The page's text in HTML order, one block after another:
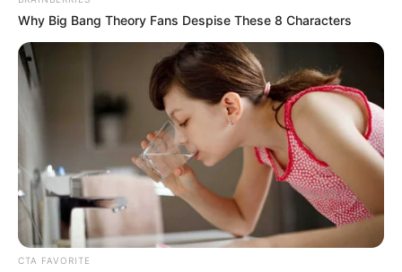
Why Big Bang Theory Fans Despise These 8 Characters
CTA FAVORITE